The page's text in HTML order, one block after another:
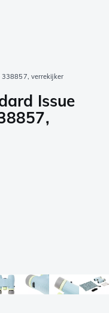
338857, verrekijker
Issue